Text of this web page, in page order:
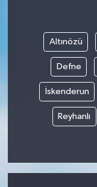
Altınözü
Defne
İskenderun
Reyhanlı